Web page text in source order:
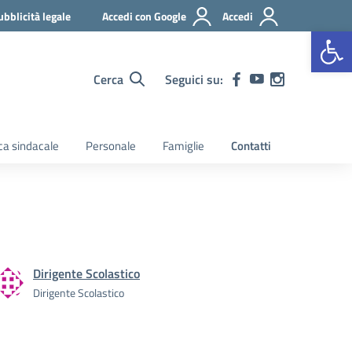
legale Accedi con Google Accedi
Cerca Seguici su:
sindacale Personale Famiglie Contatti
Dirigente Scolastico
Dirigente Scolastico